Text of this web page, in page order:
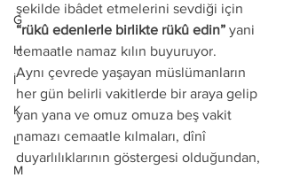
G
H
İ
K
L
M
şekilde ibâdet etmelerini sevdiği için
“rükû edenlerle birlikte rükû edin” yani
cemaatle namaz kılın buyuruyor.
Aynı çevrede yaşayan müslümanların
her gün belirli vakitlerde bir araya gelip
yan yana ve omuz omuza beş vakit
namazı cemaatle kılmaları, dînî
duyarlılıklarının göstergesi olduğundan,